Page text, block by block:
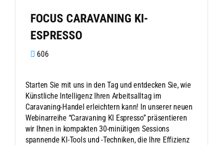
FOCUS CARAVANING KI-
ESPRESSO
606
Starten Sie mit uns in den Tag und entdecken Sie, wie
Künstliche Intelligenz Ihren Arbeitsalltag im
Caravaning-Handel erleichtern kann! In unserer neuen
Webinarreihe “Caravaning KI Espresso” präsentieren
wir Ihnen in kompakten 30-minütigen Sessions
spannende KI-Tools und -Techniken, die Ihre Effizienz